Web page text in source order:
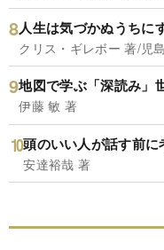
人生は気づかぬうちに
クリス・ギレボー 著/児
地図で学ぶ「深読み」
伊藤 敏 著
頭のいい人が話す前に
安達裕哉 著